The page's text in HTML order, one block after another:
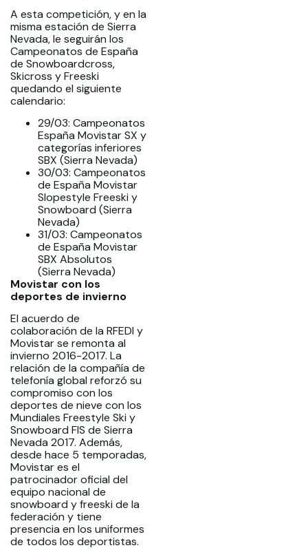
A esta competición, y en la
misma estación de Sierra
Nevada, le seguirán los
Campeonatos de España
de Snowboardcross,
Skicross y Freeski
quedando el siguiente
calendario:
29/03: Campeonatos
España Movistar SX y
categorías inferiores
SBX (Sierra Nevada)
30/03: Campeonatos
de España Movistar
Slopestyle Freeski y
Snowboard (Sierra
Nevada)
31/03: Campeonatos
de España Movistar
SBX Absolutos
(Sierra Nevada)
Movistar con los
deportes de invierno
El acuerdo de
colaboración de la RFEDI y
Movistar se remonta al
invierno 2016-2017. La
relación de la compañía de
telefonía global reforzó su
compromiso con los
deportes de nieve con los
Mundiales Freestyle Ski y
Snowboard FIS de Sierra
Nevada 2017. Además,
desde hace 5 temporadas,
Movistar es el
patrocinador oficial del
equipo nacional de
snowboard y freeski de la
federación y tiene
presencia en los uniformes
de todos los deportistas.